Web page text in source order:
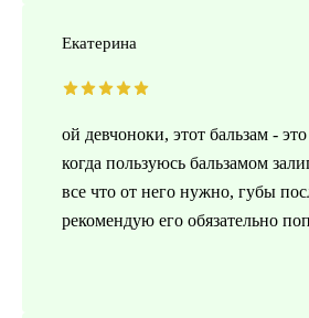
Екатерина
ой девчоноки, этот бальзам -
когда пользуюсь бальзамом
все что от него нужно, губы
рекомендую его обязательно